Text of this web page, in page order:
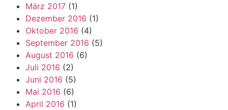
März 2017 (1)
Dezember 2016 (1)
Oktober 2016 (4)
September 2016 (5)
August 2016 (6)
Juli 2016 (2)
Juni 2016 (5)
Mai 2016 (6)
April 2016 (1)